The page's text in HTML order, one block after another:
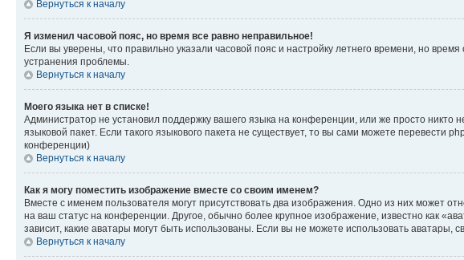
Вернуться к началу
Я изменил часовой пояс, но время все равно неправильное!
Если вы уверены, что правильно указали часовой пояс и настройку летнего времени, но
устранения проблемы.
Вернуться к началу
Моего языка нет в списке!
Администратор не установил поддержку вашего языка на конференции, или же просто
языковой пакет. Если такого языкового пакета не существует, то вы сами можете
конференции)
Вернуться к началу
Как я могу поместить изображение вместе со своим именем?
Вместе с именем пользователя могут присутствовать два изображения. Одно из них может
на ваш статус на конференции. Другое, обычно более крупное изображение, известно как
зависит, какие аватары могут быть использованы. Если вы не можете использовать
Вернуться к началу